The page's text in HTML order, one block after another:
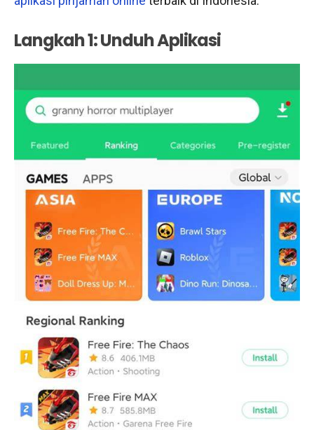
Langkah 1: Unduh Aplikasi